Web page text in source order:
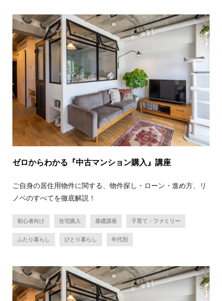
ゼロからわかる『中古マンション購入』講座
ご自身の居住用物件に関する、物件探し・ローン・進め方、リ
ノベのすべてを徹底解説！
初心者向け 住宅購入 基礎講座 子育て・ファミリー
ふたり暮らし ひとり暮らし 年代別